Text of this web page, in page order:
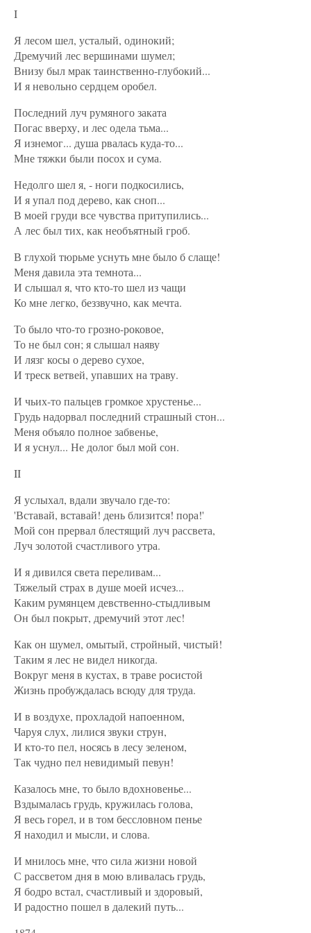
I
Я лесом шел, усталый, одинокий;
Дремучий лес вершинами шумел;
Внизу был мрак таинственно-глубокий...
И я невольно сердцем оробел.
Последний луч румяного заката
Погас вверху, и лес одела тьма...
Я изнемог... душа рвалась куда-то...
Мне тяжки были посох и сума.
Недолго шел я, - ноги подкосились,
И я упал под дерево, как сноп...
В моей груди все чувства притупились...
А лес был тих, как необъятный гроб.
В глухой тюрьме уснуть мне было б слаще!
Меня давила эта темнота...
И слышал я, что кто-то шел из чащи
Ко мне легко, беззвучно, как мечта.
То было что-то грозно-роковое,
То не был сон; я слышал наяву
И лязг косы о дерево сухое,
И треск ветвей, упавших на траву.
И чьих-то пальцев громкое хрустенье...
Грудь надорвал последний страшный стон...
Меня объяло полное забвенье,
И я уснул... Не долог был мой сон.
II
Я услыхал, вдали звучало где-то:
'Вставай, вставай! день близится! пора!'
Мой сон прервал блестящий луч рассвета,
Луч золотой счастливого утра.
И я дивился света переливам...
Тяжелый страх в душе моей исчез...
Каким румянцем девственно-стыдливым
Он был покрыт, дремучий этот лес!
Как он шумел, омытый, стройный, чистый!
Таким я лес не видел никогда.
Вокруг меня в кустах, в траве росистой
Жизнь пробуждалась всюду для труда.
И в воздухе, прохладой напоенном,
Чаруя слух, лилися звуки струн,
И кто-то пел, носясь в лесу зеленом,
Так чудно пел невидимый певун!
Казалось мне, то было вдохновенье...
Вздымалась грудь, кружилась голова,
Я весь горел, и в том бессловном пенье
Я находил и мысли, и слова.
И мнилось мне, что сила жизни новой
С рассветом дня в мою вливалась грудь,
Я бодро встал, счастливый и здоровый,
И радостно пошел в далекий путь...